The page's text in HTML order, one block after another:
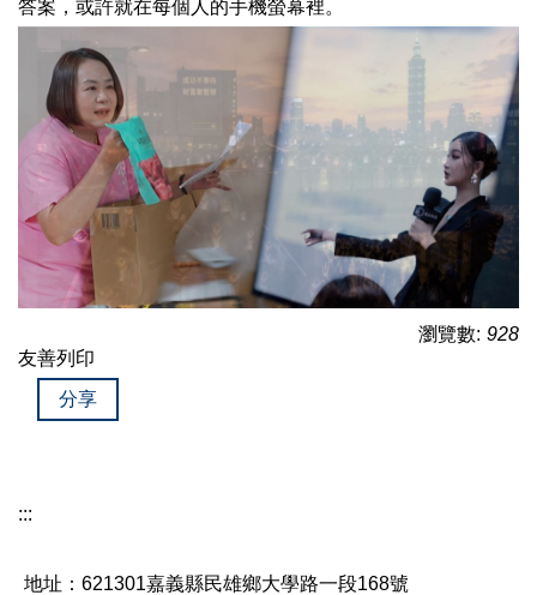
答案，或許就在每個人的手機螢幕裡。
瀏覽數: 928
友善列印
分享
:::
地址：621301嘉義縣民雄鄉大學路一段168號